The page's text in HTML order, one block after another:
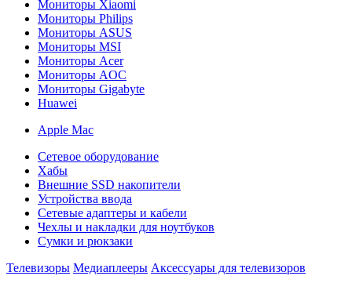
Мониторы Xiaomi
Мониторы Philips
Мониторы ASUS
Мониторы MSI
Мониторы Acer
Мониторы AOC
Мониторы Gigabyte
Huawei
Apple Mac
Сетевое оборудование
Хабы
Внешние SSD накопители
Устройства ввода
Сетевые адаптеры и кабели
Чехлы и накладки для ноутбуков
Сумки и рюкзаки
Телевизоры Медиаплееры Аксессуары для телевизоров